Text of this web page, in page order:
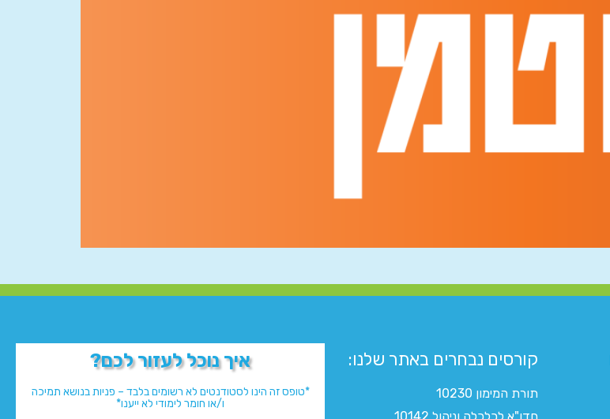
קורסים נבחרים באתר שלנו:​
תורת המימון 10230
איך נוכל לעזור לכם?
*טופס זה הינו לסטודנטים לא רשומים בלבד – פניות בנושא תמיכה
ו/או חומר לימודי לא ייענו*